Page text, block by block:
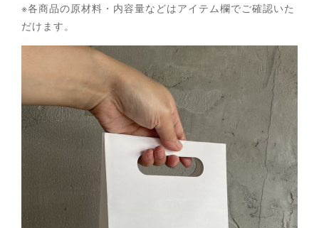
※各商品の原材料・内容量などはアイテム欄でご確認いた
だけます。